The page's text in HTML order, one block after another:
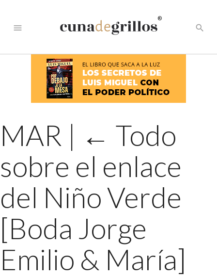
menu
®
search
MAR | ← Todo
sobre el enlace
del Niño Verde
[Boda Jorge
Emilio & María]